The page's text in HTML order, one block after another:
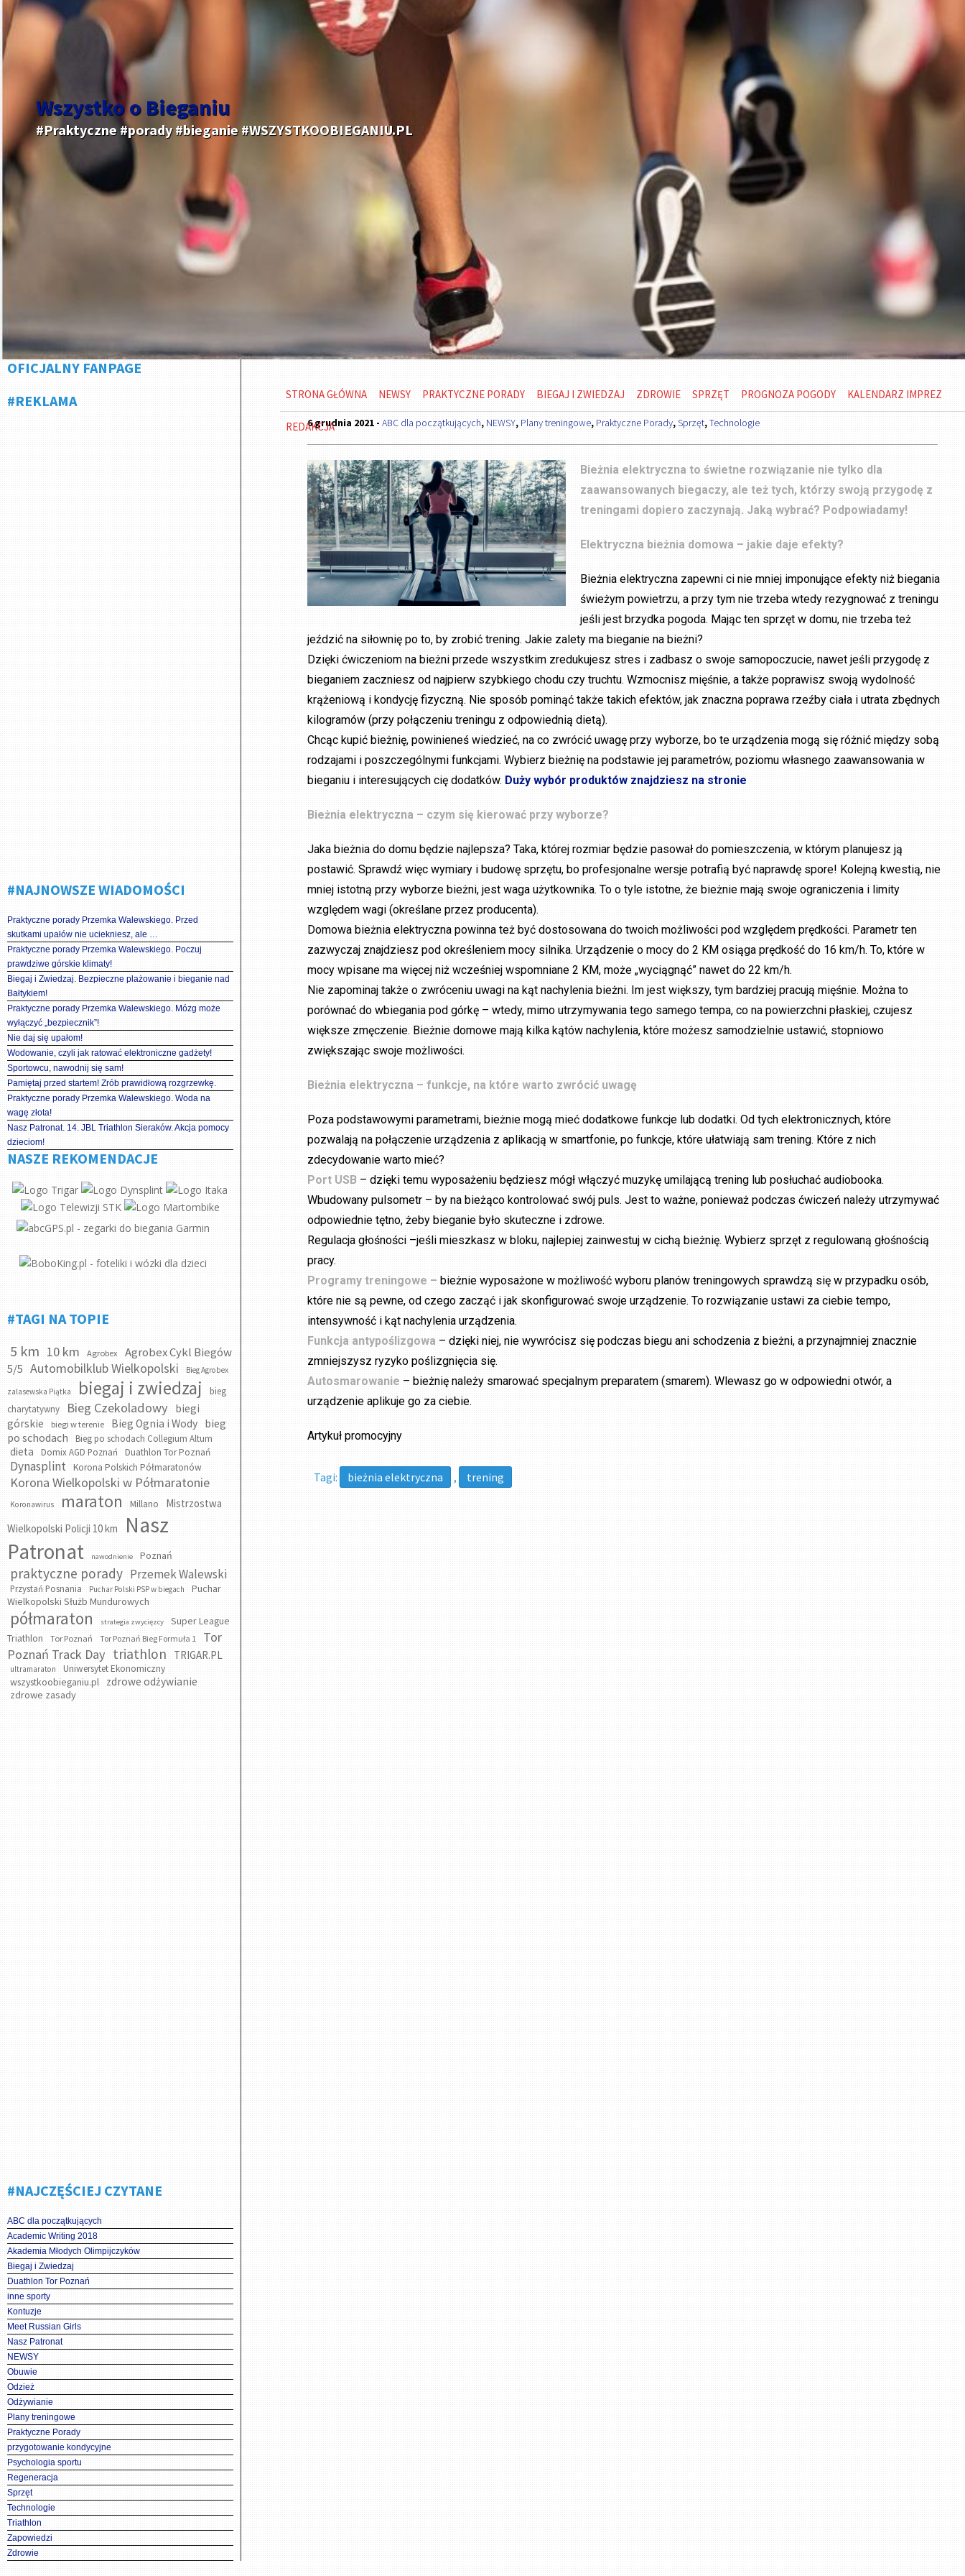
Wszystko o Bieganiu
#Praktyczne #porady #bieganie #WSZYSTKOOBIEGANIU.PL
OFICJALNY FANPAGE
#REKLAMA
#NAJNOWSZE WIADOMOŚCI
Praktyczne porady Przemka Walewskiego. Przed
skutkami upałów nie uciekniesz, ale …
Praktyczne porady Przemka Walewskiego. Poczuj
prawdziwe górskie klimaty!
Biegaj i Zwiedzaj. Bezpieczne plażowanie i bieganie nad
Bałtykiem!
Praktyczne porady Przemka Walewskiego. Mózg może
wyłączyć „bezpiecznik”!
Nie daj się upałom!
Wodowanie, czyli jak ratować elektroniczne gadżety!
Sportowcu, nawodnij się sam!
Pamiętaj przed startem! Zrób prawidłową rozgrzewkę.
Praktyczne porady Przemka Walewskiego. Woda na
wagę złota!
Nasz Patronat. 14. JBL Triathlon Sieraków. Akcja pomocy
dzieciom!
NASZE REKOMENDACJE
#TAGI NA TOPIE
5 km 10 km Agrobex
Agrobex Cykl Biegów
5/5 Automobilklub Wielkopolski Bieg Agrobex
zalasewska Piątka biegaj i zwiedzaj
bieg
charytatywny
Bieg Czekoladowy
biegi
górskie
biegi w terenie Bieg Ognia i Wody bieg
po schodach
Bieg po schodach Collegium Altum
dieta Domix AGD Poznań Duathlon Tor Poznań
Dynasplint Korona Polskich Półmaratonów
Korona Wielkopolski w Półmaratonie
Koronawirus maraton Millano
Mistrzostwa
Wielkopolski Policji 10 km
Nasz
Patronat
nawodnienie Poznań
praktyczne porady Przemek Walewski
Przystań Posnania Puchar Polski PSP w biegach
Puchar
Wielkopolski Służb Mundurowych
półmaraton strategia zwycięzcy
Super League
Triathlon
Tor Poznań Tor Poznań Bieg Formuła 1
Tor
Poznań Track Day triathlon TRIGAR.PL
ultramaraton Uniwersytet Ekonomiczny
wszystkoobieganiu.pl zdrowe odżywianie
zdrowe zasady
#NAJCZĘŚCIEJ CZYTANE
ABC dla początkujących
Academic Writing 2018
Akademia Młodych Olimpijczyków
Biegaj i Zwiedzaj
Duathlon Tor Poznań
inne sporty
Kontuzje
Meet Russian Girls
Nasz Patronat
NEWSY
Obuwie
Odzież
Odżywianie
Plany treningowe
Praktyczne Porady
przygotowanie kondycyjne
Psychologia sportu
Regeneracja
Sprzęt
Technologie
Triathlon
Zapowiedzi
Zdrowie
STRONA GŁÓWNA NEWSY PRAKTYCZNE PORADY BIEGAJ I ZWIEDZAJ ZDROWIE SPRZĘT PROGNOZA POGODY KALENDARZ IMPREZ
REDAKCJA
6 grudnia 2021 - ABC dla początkujących, NEWSY, Plany treningowe, Praktyczne Porady,Sprzęt,Technologie
Bieżnia elektryczna to świetne rozwiązanie nie tylko dla
zaawansowanych biegaczy, ale też tych, którzy swoją przygodę z
treningami dopiero zaczynają. Jaką wybrać? Podpowiadamy!
Elektryczna bieżnia domowa – jakie daje efekty?
Bieżnia elektryczna zapewni ci nie mniej imponujące efekty niż biegania
świeżym powietrzu, a przy tym nie trzeba wtedy rezygnować z treningu
jeśli jest brzydka pogoda. Mając ten sprzęt w domu, nie trzeba też
jeździć na siłownię po to, by zrobić trening. Jakie zalety ma bieganie na bieżni?
Dzięki ćwiczeniom na bieżni przede wszystkim zredukujesz stres i zadbasz o swoje samopoczucie, nawet jeśli przygodę z
bieganiem zaczniesz od najpierw szybkiego chodu czy truchtu. Wzmocnisz mięśnie, a także poprawisz swoją wydolność
krążeniową i kondycję fizyczną. Nie sposób pominąć także takich efektów, jak znaczna poprawa rzeźby ciała i utrata zbędnych
kilogramów (przy połączeniu treningu z odpowiednią dietą).
Chcąc kupić bieżnię, powinieneś wiedzieć, na co zwrócić uwagę przy wyborze, bo te urządzenia mogą się różnić między sobą
rodzajami i poszczególnymi funkcjami. Wybierz bieżnię na podstawie jej parametrów, poziomu własnego zaawansowania w
bieganiu i interesujących cię dodatków. Duży wybór produktów znajdziesz na stronie
Bieżnia elektryczna – czym się kierować przy wyborze?
Jaka bieżnia do domu będzie najlepsza? Taka, której rozmiar będzie pasował do pomieszczenia, w którym planujesz ją
postawić. Sprawdź więc wymiary i budowę sprzętu, bo profesjonalne wersje potrafią być naprawdę spore! Kolejną kwestią, nie
mniej istotną przy wyborze bieżni, jest waga użytkownika. To o tyle istotne, że bieżnie mają swoje ograniczenia i limity
względem wagi (określane przez producenta).
Domowa bieżnia elektryczna powinna też być dostosowana do twoich możliwości pod względem prędkości. Parametr ten
zazwyczaj znajdziesz pod określeniem mocy silnika. Urządzenie o mocy do 2 KM osiąga prędkość do 16 km/h. To, które w
mocy wpisane ma więcej niż wcześniej wspomniane 2 KM, może „wyciągnąć” nawet do 22 km/h.
Nie zapominaj także o zwróceniu uwagi na kąt nachylenia bieżni. Im jest większy, tym bardziej pracują mięśnie. Można to
porównać do wbiegania pod górkę – wtedy, mimo utrzymywania tego samego tempa, co na powierzchni płaskiej, czujesz
większe zmęczenie. Bieżnie domowe mają kilka kątów nachylenia, które możesz samodzielnie ustawić, stopniowo
zwiększając swoje możliwości.
Bieżnia elektryczna – funkcje, na które warto zwrócić uwagę
Poza podstawowymi parametrami, bieżnie mogą mieć dodatkowe funkcje lub dodatki. Od tych elektronicznych, które
pozwalają na połączenie urządzenia z aplikacją w smartfonie, po funkcje, które ułatwiają sam trening. Które z nich
zdecydowanie warto mieć?
Port USB – dzięki temu wyposażeniu będziesz mógł włączyć muzykę umilającą trening lub posłuchać audiobooka.
Wbudowany pulsometr – by na bieżąco kontrolować swój puls. Jest to ważne, ponieważ podczas ćwiczeń należy utrzymywać
odpowiednie tętno, żeby bieganie było skuteczne i zdrowe.
Regulacja głośności –jeśli mieszkasz w bloku, najlepiej zainwestuj w cichą bieżnię. Wybierz sprzęt z regulowaną głośnością
pracy.
Programy treningowe – bieżnie wyposażone w możliwość wyboru planów treningowych sprawdzą się w przypadku osób,
które nie są pewne, od czego zacząć i jak skonfigurować swoje urządzenie. To rozwiązanie ustawi za ciebie tempo,
intensywność i kąt nachylenia urządzenia.
Funkcja antypoślizgowa – dzięki niej, nie wywrócisz się podczas biegu ani schodzenia z bieżni, a przynajmniej znacznie
zmniejszysz ryzyko poślizgnięcia się.
Autosmarowanie – bieżnię należy smarować specjalnym preparatem (smarem). Wlewasz go w odpowiedni otwór, a
urządzenie aplikuje go za ciebie.
Artykuł promocyjny
Tagi: bieżnia elektryczna , trening